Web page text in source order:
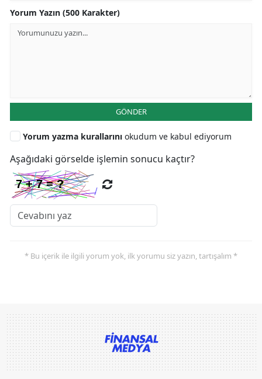
Yorum Yazın (500 Karakter)
GÖNDER
Yorum yazma kurallarını okudum ve kabul ediyorum
Aşağıdaki görselde işlemin sonucu kaçtır?
* Bu içerik ile ilgili yorum yok, ilk yorumu siz yazın, tartışalım *